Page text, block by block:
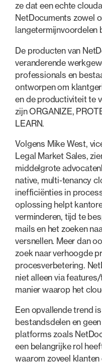
ze dat een echte
NetDocuments zowel
langetermijnvoordelen
De producten van
veranderende
professionals en
ontworpen om
en de productiviteit te
zijn ORGANIZE,
LEARN.
Volgens Mike West,
Legal Market Sales,
middelgrote
native, multi-tenancy
inefficiënties in
oplossing helpt
verminderen, tijd te
mails en het zoeken
versnellen. Meer dan
zoek naar verhoogde
procesverbetering.
niet alleen via
manier waarop het
Een opvallende trend
bestandsdelen en
platforms zoals
een belangrijke rol
waarom zoveel